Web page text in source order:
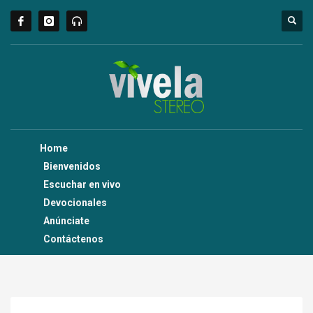
Home
Bienvenidos
Escuchar en vivo
Devocionales
Anúnciate
Contáctenos